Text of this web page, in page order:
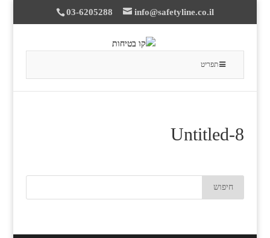
03-6205288 info@safetyline.co.il
תפריט
Untitled-8